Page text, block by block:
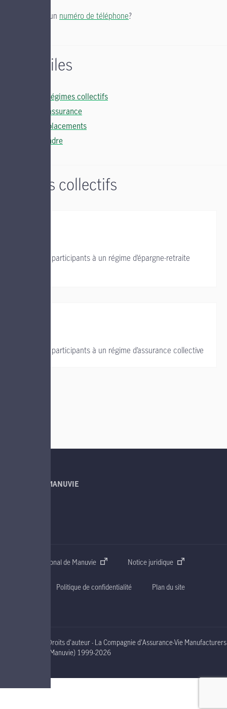
Vous cherchez un numéro de téléphone?
Liens utiles
Soutien régimes collectifs
Soutien assurance
Soutien placements
Nous joindre
Régimes collectifs
Soutien aux participants à un régime d’épargne-retraite
Soutien aux participants à un régime d’assurance collective
À PROPOS DE MANUVIE
Site web international de Manuvie Notice juridique
Politique de confidentialité Plan du site
Droits d'auteur - La Compagnie d'Assurance-Vie Manufacturers
(Manuvie) nineteen ninety nine to two thousand and nineteen
1999-2026